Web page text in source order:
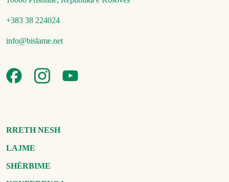
+383 38 224024
info@bislame.net
RRETH NESH
LAJME
SHËRBIME